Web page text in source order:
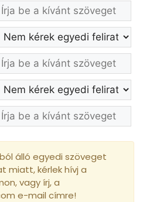
álló egyedi szöveget
miatt, kérlek hívj a
vagy írj, a
e-mail címre!